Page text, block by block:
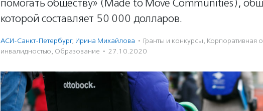
помогать обществу» (Made to Move Communities),
которой составляет 50 000 долларов.
АСИ-Санкт-Петербург, Ирина Михайлова · Гранты и конкурсы, Корпоративная
инвалидностью, Образование · 27.10.2020